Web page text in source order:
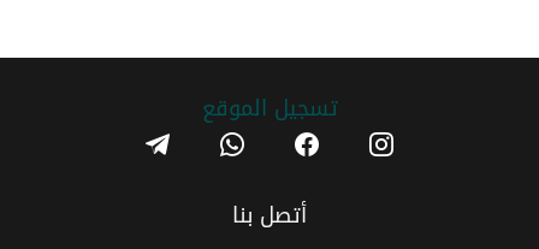
تسجیل الموقع instagram
facebook
whatsapp
telegram
أتصل بنا